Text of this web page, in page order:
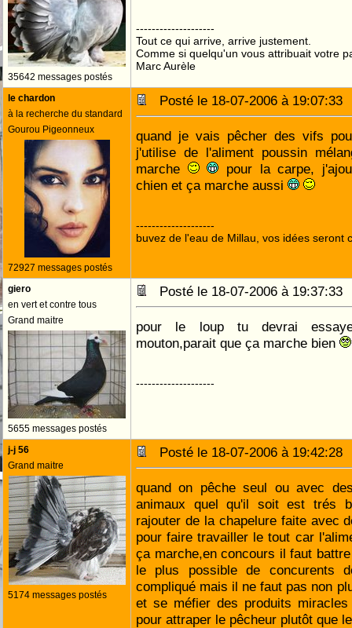
35642 messages postés
--------------------
Tout ce qui arrive, arrive justement.
Comme si quelqu'un vous attribuait votre
Marc Aurèle
le chardon
à la recherche du standard
Gourou Pigeonneux
72927 messages postés
Posté le 18-07-2006 à
quand je vais pêcher des vifs
j'utilise de l'aliment poussin
marche
pour la carpe,
chien et ça marche aussi
--------------------
buvez de l'eau de Millau, vos idées seront
giero
en vert et contre tous
Grand maitre
5655 messages postés
Posté le 18-07-2006 à
pour le loup tu devrai
mouton,parait que ça marche bien
--------------------
j-j 56
Grand maitre
5174 messages postés
Posté le 18-07-2006 à
quand on pêche seul ou avec
animaux quel qu'il soit est trés
rajouter de la chapelure faite avec
pour faire travailler le tout car
ça marche,en concours il faut
le plus possible de concurents
compliqué mais il ne faut pas non
et se méfier des produits
pour attraper le pêcheur plutôt que